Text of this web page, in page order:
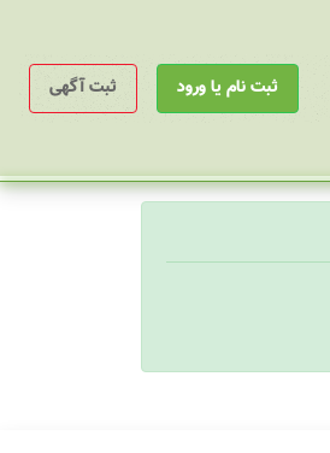
ثبت نام یا ورود ثبت آگهی